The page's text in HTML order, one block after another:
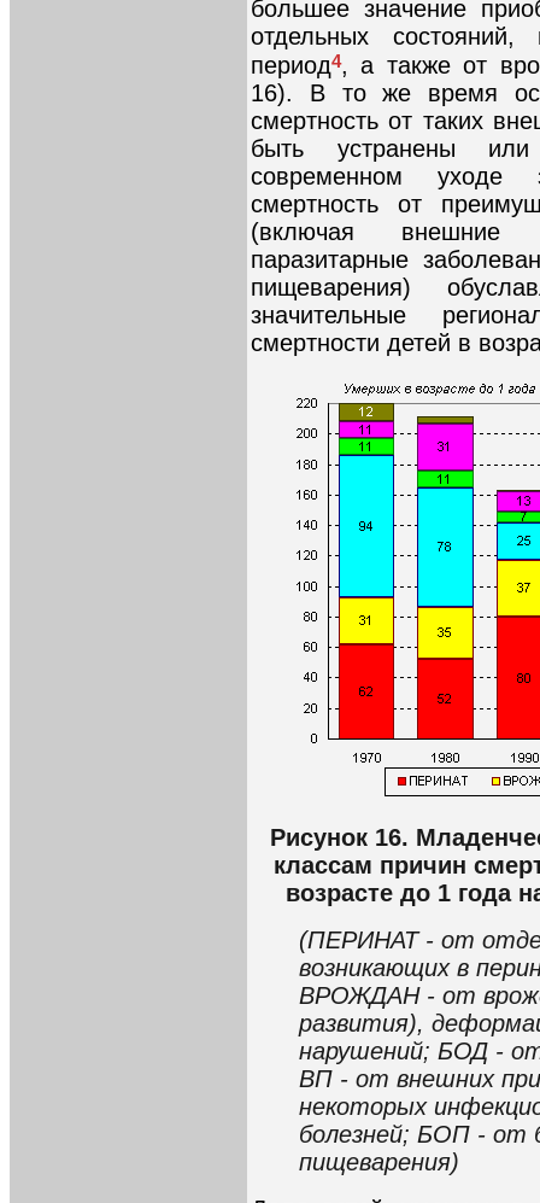
большее значение
отдельных
период4, а также от
16). В то же время
смертность от таких
быть устранены
современном уходе
смертность от
(включая внешние
паразитарные
пищеварения)
значительные
смертности детей в
Рисунок 16.
классам причин
возрасте до 1 года
(ПЕРИНАТ - от
возникающих в
ВРОЖДАН - от
развития),
нарушений; БОД - от
ВП - от внешних
некоторых
болезней; БОП - от
пищеваpения)